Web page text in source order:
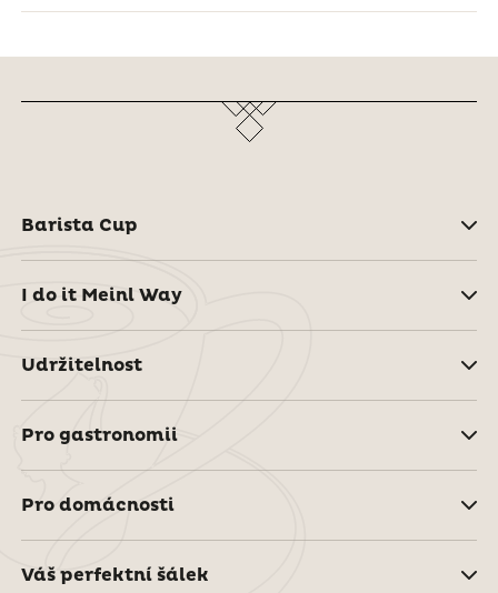
Barista Cup
I do it Meinl Way
Udržitelnost
Pro gastronomii
Pro domácnosti
Váš perfektní šálek